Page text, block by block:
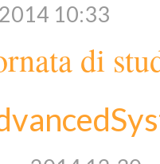
10:33
di